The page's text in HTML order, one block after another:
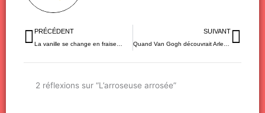
Précédent
PRÉCÉDENT
La vanille se change en fraise…
SUIVANT
2 réflexions sur “L’arroseuse arrosée”